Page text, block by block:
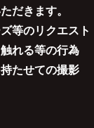
だきます。
等のリクエスト
れる等の行為
たせての撮影